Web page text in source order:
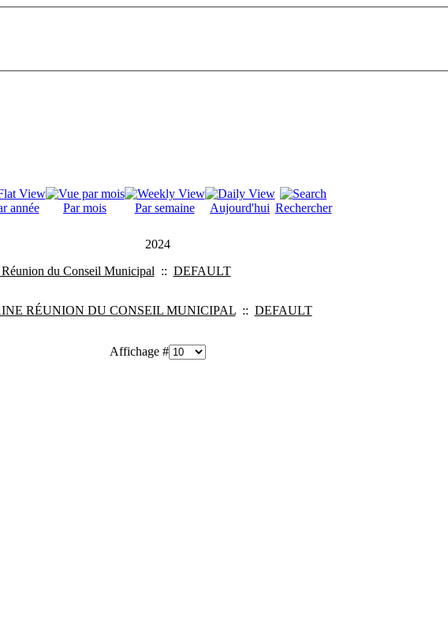
année Par mois Par semaine Aujourd'hui Rechercher
2024
Réunion du Conseil Municipal:: DEFAULT
RÉUNION DU CONSEIL MUNICIPAL:: DEFAULT
Affichage #